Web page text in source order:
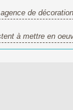
de
à mettre en